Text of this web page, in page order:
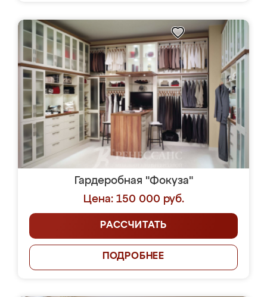
Гардеробная "Фокуза"
Цена: 150 000 руб.
РАССЧИТАТЬ
ПОДРОБНЕЕ